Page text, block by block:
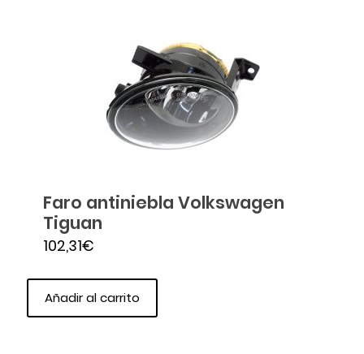
Faro antiniebla Volkswagen
Tiguan
102,31€
Añadir al carrito